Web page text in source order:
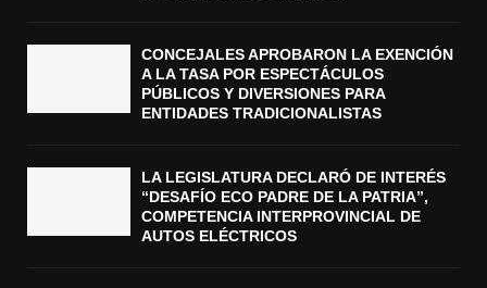
CONCEJALES APROBARON LA EXENCIÓN
A LA TASA POR ESPECTÁCULOS
PÚBLICOS Y DIVERSIONES PARA
ENTIDADES TRADICIONALISTAS
LA LEGISLATURA DECLARÓ DE INTERÉS
“DESAFÍO ECO PADRE DE LA PATRIA”,
COMPETENCIA INTERPROVINCIAL DE
AUTOS ELÉCTRICOS